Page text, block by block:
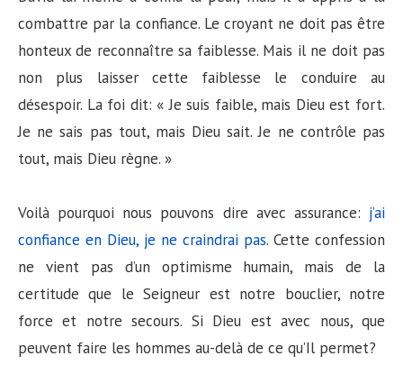
combattre par la confiance. Le croyant ne doit pas être
honteux de reconnaître sa faiblesse. Mais il ne doit pas
non plus laisser cette faiblesse le conduire au
désespoir. La foi dit: « Je suis faible, mais Dieu est fort.
Je ne sais pas tout, mais Dieu sait. Je ne contrôle pas
tout, mais Dieu règne. »
Voilà pourquoi nous pouvons dire avec assurance: j’ai
confiance en Dieu, je ne craindrai pas. Cette confession
ne vient pas d’un optimisme humain, mais de la
certitude que le Seigneur est notre bouclier, notre
force et notre secours. Si Dieu est avec nous, que
peuvent faire les hommes au-delà de ce qu’Il permet?